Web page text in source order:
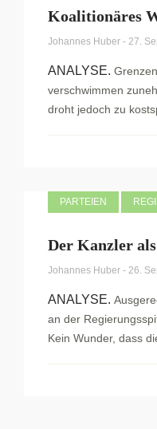
Koalitionäres
Johannes Huber - 27.
ANALYSE.
verschwimmen
droht jedoch zu
PARTEIEN
Der Kanzler
Johannes Huber - 26.
ANALYSE.
an der
Kein Wunder, dass